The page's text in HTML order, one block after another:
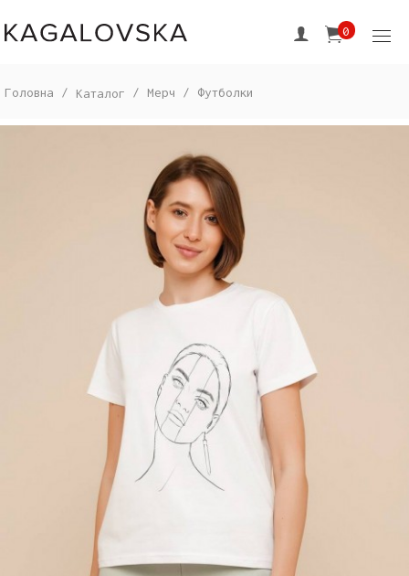
0
Головна / Каталог / Мерч / Футболки